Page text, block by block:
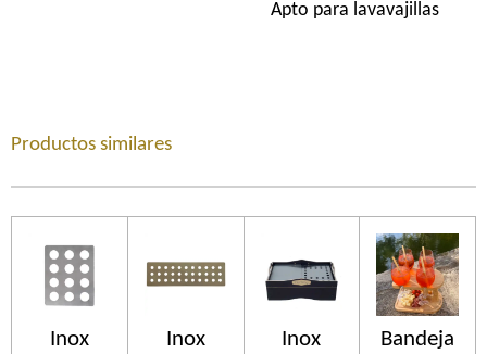
Apto para lavavajillas
Productos similares
Inox
Inox
Inox
Bandeja